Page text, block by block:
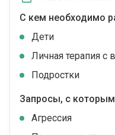
С кем необходимо
Дети
Личная терапия с
Подростки
Запросы, с
Агрессия